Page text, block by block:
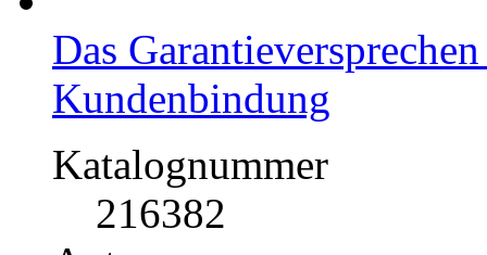
US$ 68,99
Das
Kundenbindung